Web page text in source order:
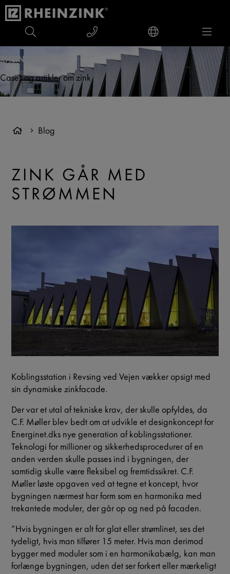
RHEINZINK BLOG
Cases og artikler om zink
Blog
ZINK GÅR MED
STRØMMEN
Koblingsstation i Revsing ved Vejen vækker opsigt med
sin dynamiske zinkfacade.
Der var et utal af tekniske krav, der skulle opfyldes, da
C.F. Møller blev bedt om at udvikle et designkoncept for
Energinet.dks nye generation af koblingsstationer.
Teknologi for millioner og sikkerhedsprocedurer af en
anden verden skulle passes ind i bygningen, der
samtidig skulle være fleksibel og fremtidssikret. C.F.
Møller løste opgaven ved at tegne et koncept, hvor
bygningen nærmest har form som en harmonika med
trekantede moduler, der går op og ned på facaden.
”Hvis bygningen er alt for glat eller strømlinet, ses det
tydeligt, hvis man tilfører 15 meter. Hvis man derimod
bygger med moduler som i en harmonikabælg, kan man
forlænge bygningen, uden det ser forkert eller mærkeligt